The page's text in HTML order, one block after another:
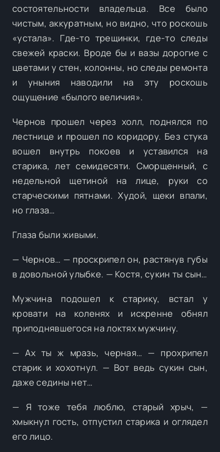
состоятельности владельца. Все было
чистым, аккуратным, но видно, что роскошь
«устала». Где-то трещинки, где-то следы
свежей краски. Вроде бы и вазы дорогие с
цветами у стен, колонны, но следы ремонта
и уныния наводили на эту роскошь
ощущение «былого величия».
Чернов прошел через холл, поднялся по
лестнице и прошел по коридору. Без стука
вошел внутрь покоев и уставился на
старика, лет семидесяти. Сморщенный, с
недельной щетиной на лице, руки со
старческими пятнами. Худой, щеки впали,
но глаза…
Глаза были живыми.
— Чернов… — проскрипел он, растянув губы
в довольной улыбке. — Костя, сукин ты сын…
Мужчина подошел к старику, встал у
кровати на коленях и искренне обнял
приподнявшегося на локтях мужчину.
— Ах ты ж мразь, черная… — прохрипел
старик и хохотнул. — Вот ведь сукин сын,
даже седины нет…
— Я тоже тебя люблю, старый хрыч, —
хмыкнул гость, отпустил старика и оглядел
его лицо.